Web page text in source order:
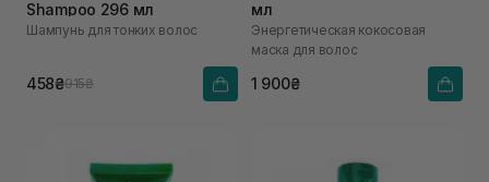
Shampoo 296 мл
Шампунь для тонких волос
458₴915₴
мл
Энергетическая кокосовая
маска для волос
1 900₴